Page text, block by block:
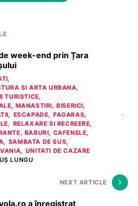
week-end prin Țara
SI ARTA URBANA
TURISTICE
MANASTIRI, BISERICI
ESCAPADE
FAGARAS
RELAXARE SI RECREERE
BARURI, CAFENELE
SAMBATA DE SUS
UNITATI DE CAZARE
LUNGU
NEXT ARTICLE
a înregistrat